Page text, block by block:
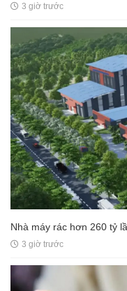
3 giờ trước
Nhà máy rác hơn 260 tỷ
3 giờ trước